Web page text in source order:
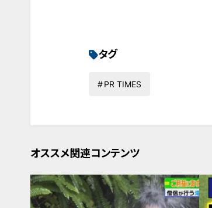
タグ
PR TIMES
オススメ関連コンテンツ